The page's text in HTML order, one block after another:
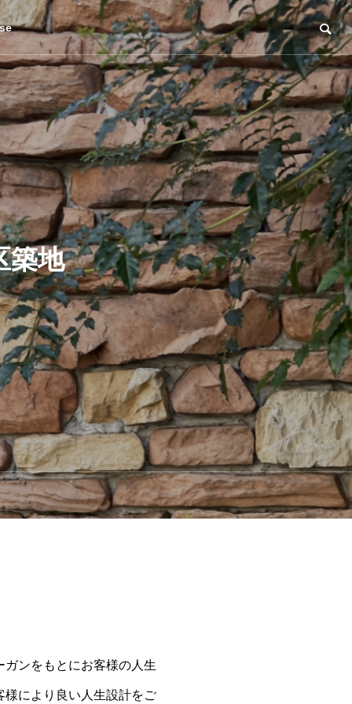
築地
ンをもとにお客様の人生
により良い人生設計をご